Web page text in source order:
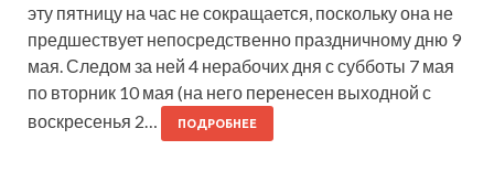
эту пятницу на час не сокращается, поскольку она не
предшествует непосредственно праздничному дню 9
мая. Следом за ней 4 нерабочих дня с субботы 7 мая
по вторник 10 мая (на него перенесен выходной с
воскресенья 2…
ПОДРОБНЕЕ